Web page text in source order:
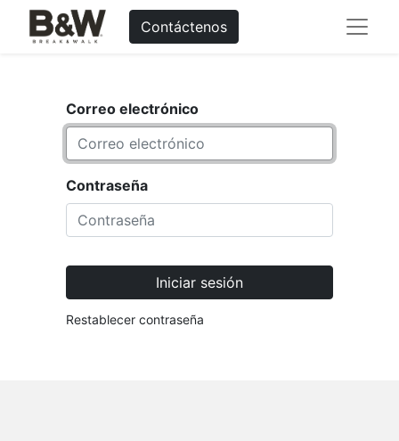
Contáctenos
Correo electrónico
Contraseña
Iniciar sesión
Restablecer contraseña